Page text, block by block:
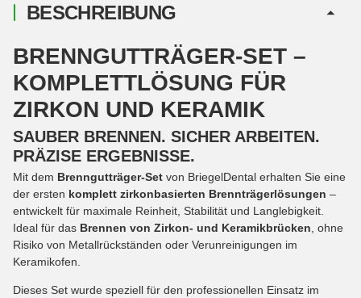
BESCHREIBUNG
BRENNGUTTRÄGER-SET –
KOMPLETTLÖSUNG FÜR
ZIRKON UND KERAMIK
SAUBER BRENNEN. SICHER ARBEITEN.
PRÄZISE ERGEBNISSE.
Mit dem Brenngutträger-Set von BriegelDental erhalten Sie eine
der ersten komplett zirkonbasierten Brennträgerlösungen –
entwickelt für maximale Reinheit, Stabilität und Langlebigkeit.
Ideal für das Brennen von Zirkon- und Keramikbrücken, ohne
Risiko von Metallrückständen oder Verunreinigungen im
Keramikofen.
Dieses Set wurde speziell für den professionellen Einsatz im